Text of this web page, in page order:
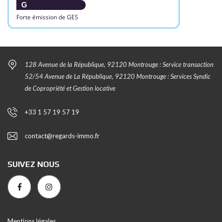
G
Forte émission de GES
128 Avenue de la République, 92120 Montrouge : Service transaction
52/54 Avenue de La République, 92120 Montrouge : Services Syndic
de Copropriété et Gestion locative
+33 1 57 19 57 19
contact@regards-immo.fr
SUIVEZ NOUS